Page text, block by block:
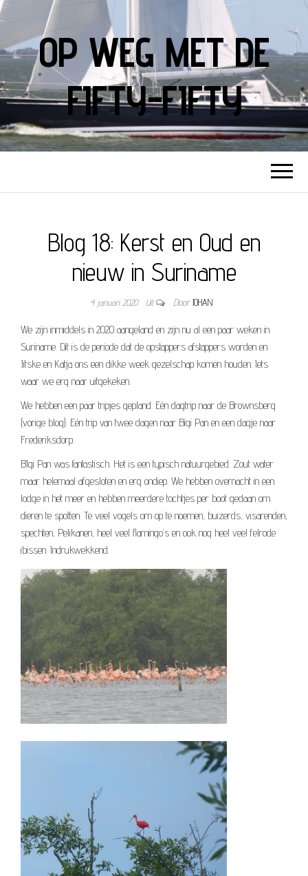
OP WEG MET DE
FIFTY-FIFTY
Blog 18: Kerst en Oud en
nieuw in Suriname
4 januari 2020 Uit Door JOHAN
We zijn inmiddels in 2020 aangeland en zijn nu al een paar weken in
Suriname. Dit is de periode dat de opstappers afstappers worden en
Jitske en Katja ons een dikke week gezelschap komen houden. Iets
waar we erg naar uitgekeken.
We hebben een paar tripjes gepland. Eén dagtrip naar de Brownsberg
(vorige blog). Eén trip van twee dagen naar Bigi Pan en een dagje naar
Frederiksdorp.
BIgi Pan was fantastisch. Het is een typisch natuurgebied. Zout water
maar helemaal afgesloten en erg ondiep. We hebben overnacht in een
lodge in het meer en hebben meerdere tochtjes per boot gedaan om
dieren te spotten. Te veel vogels om op te noemen, buizerds, visarenden,
spechten, Pelikanen, heel veel flamingo’s en ook nog heel veel felrode
ibissen. Indrukwekkend.